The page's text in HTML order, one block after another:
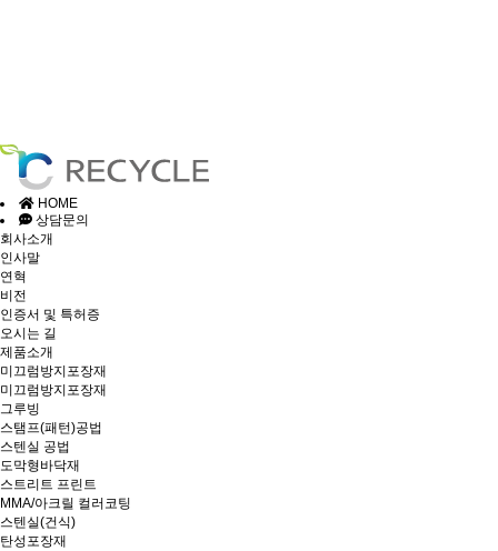
HOME
상담문의
회사소개
인사말
연혁
비전
인증서 및 특허증
오시는 길
제품소개
미끄럼방지포장재
미끄럼방지포장재
그루빙
스탬프(패턴)공법
스텐실 공법
도막형바닥재
스트리트 프린트
MMA/아크릴 컬러코팅
스텐실(건식)
탄성포장재